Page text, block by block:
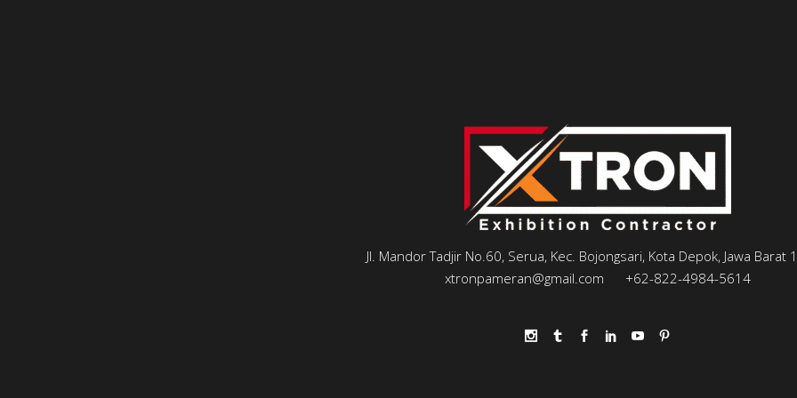
Jl. Mandor Tadjir No.60, Serua, Kec. Bojongsari, Kota Depok, Jawa Barat
xtronpameran@gmail.com
+62-822-4984-5614